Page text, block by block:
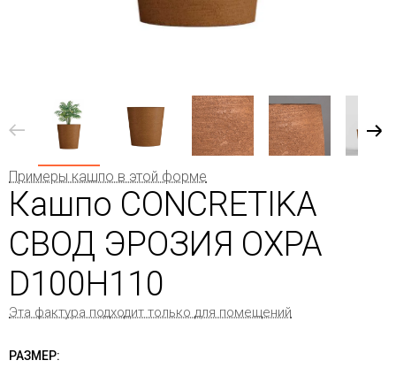
Примеры кашпо в этой форме
Кашпо CONCRETIKA
СВОД ЭРОЗИЯ ОХРА
D100H110
Эта фактура подходит только для помещений
РАЗМЕР: